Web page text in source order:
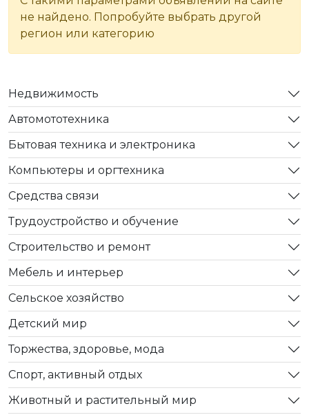
не найдено. Попробуйте выбрать другой
регион или категорию
Недвижимость
Автомототехника
Бытовая техника и электроника
Компьютеры и оргтехника
Средства связи
Трудоустройство и обучение
Строительство и ремонт
Мебель и интерьер
Сельское хозяйство
Детский мир
Торжества, здоровье, мода
Спорт, активный отдых
Животный и растительный мир